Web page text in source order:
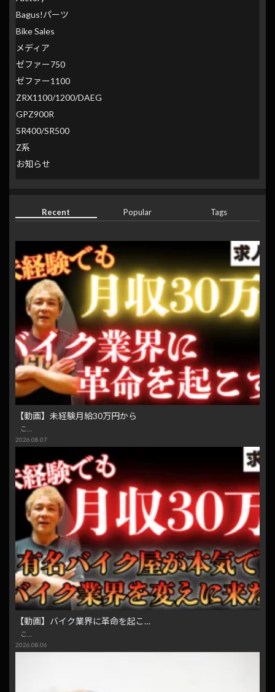
Bagus!パーツ
Bike Sales
メディア
ゼファー750
ゼファー1100
ZRX1100/1200/DAEG
GPZ900R
SR400/SR500
Z系
お知らせ
Recent Popular Tags
【動画】未経験月給30万円から
こ…
2026.08.07
【動画】バイク業界に革命を起こ…
こ…
2026.08.06